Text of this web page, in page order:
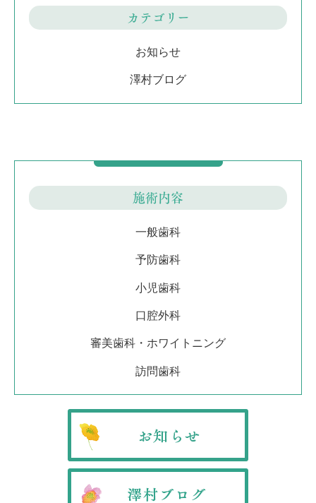
カテゴリー
お知らせ
澤村ブログ
施術内容
一般歯科
予防歯科
小児歯科
口腔外科
審美歯科・ホワイトニング
訪問歯科